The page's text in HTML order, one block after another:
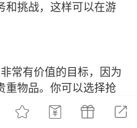
示自动发
答：查看
卡密，或
查看订单，
和挑战，这样可以在游
常有价值的目标，因为
重物品。你可以选择抢
攻击或其他手段来获得
，这种方法存在风险，